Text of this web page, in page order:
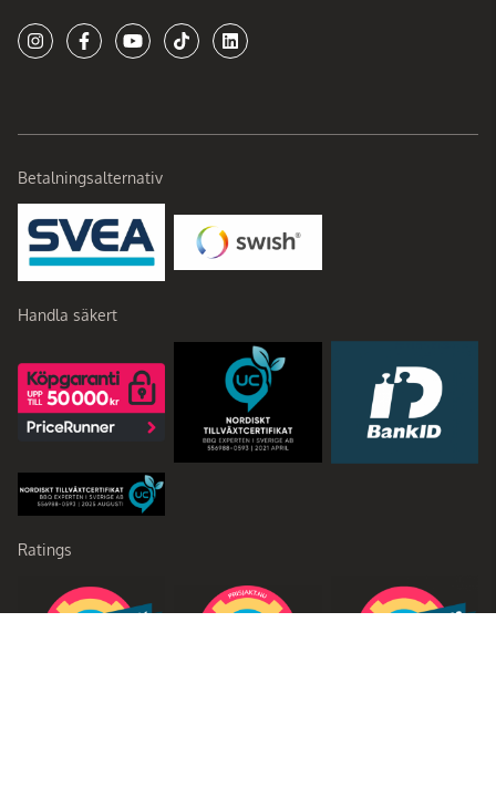
Betalningsalternativ
Handla säkert
Ratings